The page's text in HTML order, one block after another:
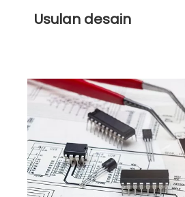
Usulan desain